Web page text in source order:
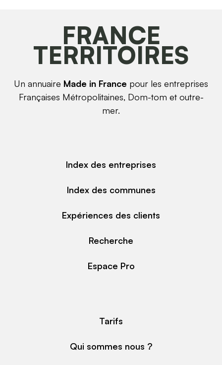
FRANCE
TERRITOIRES
Un annuaire Made in France pour les entreprises
Françaises Métropolitaines, Dom-tom et outre-
mer.
Index des entreprises
Index des communes
Expériences des clients
Recherche
Espace Pro
Tarifs
Qui sommes nous ?